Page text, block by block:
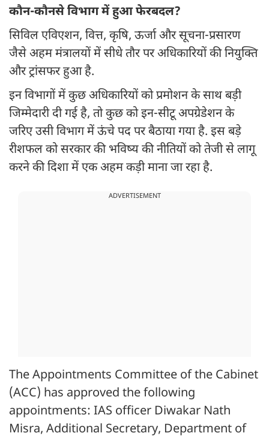
कौन-कौनसे विभाग में हुआ फेरबदल?
सिविल एविएशन, वित्त, कृषि, ऊर्जा और सूचना-प्रसारण
जैसे अहम मंत्रालयों में सीधे तौर पर अधिकारियों की नियुक्ति
और ट्रांसफर हुआ है.
इन विभागों में कुछ अधिकारियों को प्रमोशन के साथ बड़ी
जिम्मेदारी दी गई है, तो कुछ को इन-सीटू अपग्रेडेशन के
जरिए उसी विभाग में ऊंचे पद पर बैठाया गया है. इस बड़े
रीशफल को सरकार की भविष्य की नीतियों को तेजी से लागू
करने की दिशा में एक अहम कड़ी माना जा रहा है.
ADVERTISEMENT
The Appointments Committee of the Cabinet
(ACC) has approved the following
appointments: IAS officer Diwakar Nath
Misra, Additional Secretary, Department of